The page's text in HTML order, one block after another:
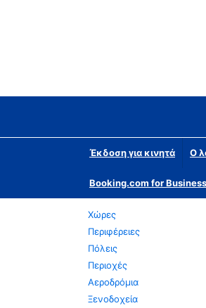
Έκδοση για κινητά Ο
Booking.com for Business
Χώρες
Περιφέρειες
Πόλεις
Περιοχές
Αεροδρόμια
Ξενοδοχεία